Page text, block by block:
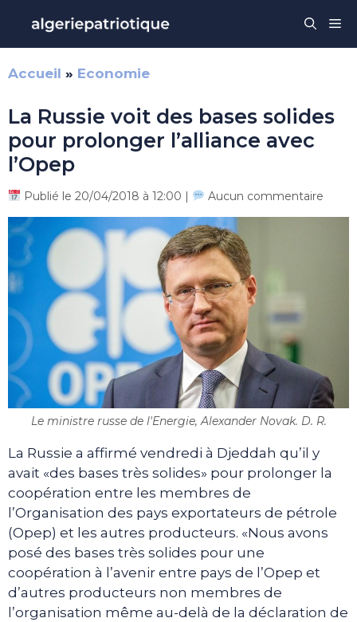
contenu
Accueil » Economie
La Russie voit des bases solides
pour prolonger l’alliance avec
l’Opep
Publié le 20/04/2018 à 12:00 | Aucun commentaire
Le ministre russe de l'Energie, Alexander Novak. D. R.
La Russie a affirmé vendredi à Djeddah qu’il y
avait «des bases très solides» pour prolonger la
coopération entre les membres de
l’Organisation des pays exportateurs de pétrole
(Opep) et les autres producteurs. «Nous avons
posé des bases très solides pour une
coopération à l’avenir entre pays de l’Opep et
d’autres producteurs non membres de
l’organisation même au-delà de la déclaration de